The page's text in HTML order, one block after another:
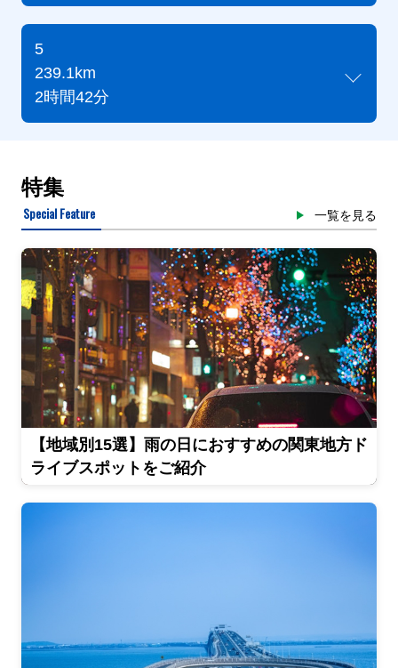
5
239.1km
2時間42分
特集
Special Feature 一覧を見る
【地域別15選】雨の日におすすめの関東地方ド
ライブスポットをご紹介